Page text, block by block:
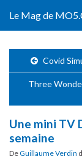
Le Mag de
Covid
Three
Une mini TV
semaine
DeGuillaume Verdin